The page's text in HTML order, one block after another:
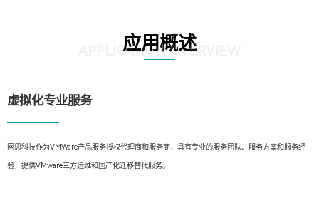
应用概述
APPLICATION OVERVIEW
虚拟化专业服务
网思科技作为VMWare产品服务授权代理商和服务商，具有专业的服务团队、服务方案和服务经
验，提供VMware三方运维和国产化迁移替代服务。